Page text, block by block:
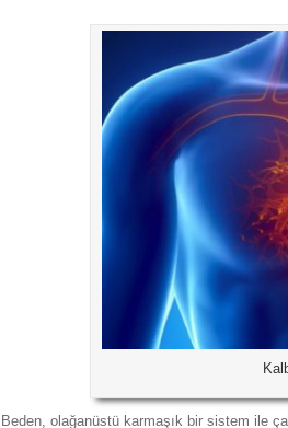
Beden, olağanüstü karmaşık bir sistem ile